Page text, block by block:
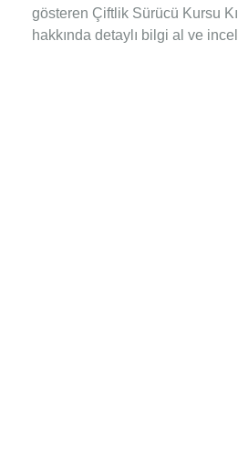
gösteren Çiftlik Sürücü Kursu
hakkında detaylı bilgi al ve